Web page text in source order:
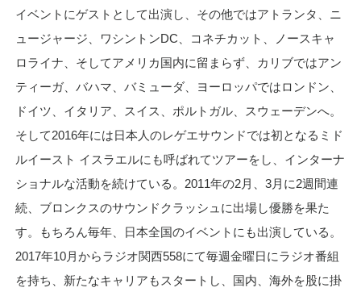
イベントにゲストとして出演し、その他ではアトランタ、ニ
ュージャージ、ワシントンDC、コネチカット、ノースキャ
ロライナ、そしてアメリカ国内に留まらず、カリブではアン
ティーガ、バハマ、バミューダ、ヨーロッパではロンドン、
ドイツ、イタリア、スイス、ポルトガル、スウェーデンへ。
そして2016年には日本人のレゲエサウンドでは初となるミド
ルイースト イスラエルにも呼ばれてツアーをし、インターナ
ショナルな活動を続けている。2011年の2月、3月に2週間連
続、ブロンクスのサウンドクラッシュに出場し優勝を果た
す。もちろん毎年、日本全国のイベントにも出演している。
2017年10月からラジオ関西558にて毎週金曜日にラジオ番組
を持ち、新たなキャリアもスタートし、国内、海外を股に掛